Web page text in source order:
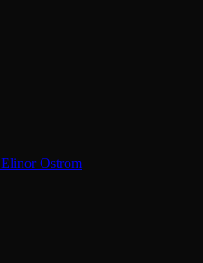
Elinor Ostrom